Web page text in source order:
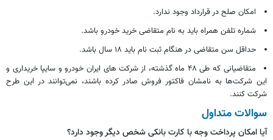
امکان صلح در قرارداد وجود ندارد.
شماره تلفن همراه باید به نام متقاضی خرید خودرو باشد.
حداقل سن متقاضی در هنگام ثبت نام باید ۱۸ سال باشد.
متقاضیانی که طی ۴۸ ماه گذشته، از شرکت های ایران خودرو و سایپا خریداری و
این شرکت‌ها به نامشان فاکتور فروش صادر کرده باشند، نمی‌توانند در این طرح
شرکت کنند.
سوالات متداول
آیا امکان پرداخت وجه با کارت بانکی شخص دیگر وجود دارد؟